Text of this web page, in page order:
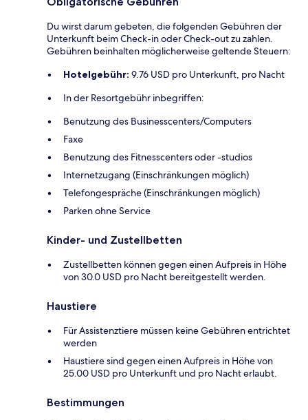
Du wirst darum gebeten, die folgenden Gebühren der
Unterkunft beim Check-in oder Check-out zu zahlen.
Gebühren beinhalten möglicherweise geltende Steuern:
Hotelgebühr: 9.76 USD pro Unterkunft, pro Nacht
In der Resortgebühr inbegriffen:
Benutzung des Businesscenters/Computers
Faxe
Benutzung des Fitnesscenters oder -studios
Internetzugang (Einschränkungen möglich)
Telefongespräche (Einschränkungen möglich)
Parken ohne Service
Kinder- und Zustellbetten
Zustellbetten können gegen einen Aufpreis in Höhe
von 30.0 USD pro Nacht bereitgestellt werden.
Haustiere
Für Assistenztiere müssen keine Gebühren entrichtet
werden
Haustiere sind gegen einen Aufpreis in Höhe von
25.00 USD pro Unterkunft und pro Nacht erlaubt.
Bestimmungen